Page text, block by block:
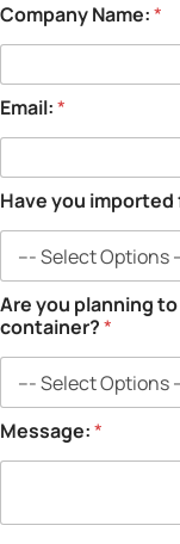
Company Name:*
Email:*
Have you
y
o
u
N
m
e
:
M
Are you planning
container?*
Message:*